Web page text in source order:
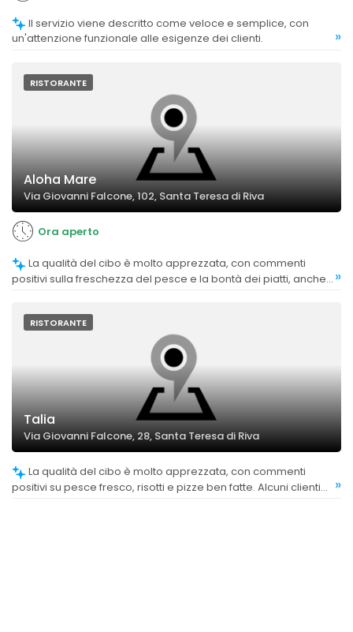
un'attenzione funzionale alle esigenze dei clienti.
»
RISTORANTE
Aloha Mare
Via Giovanni Falcone, 102, Santa Teresa di Riva
Ora aperto
positivi sulla freschezza del pesce e la bontà dei piatti, anche
»
RISTORANTE
Talia
Via Giovanni Falcone, 28, Santa Teresa di Riva
positivi su pesce fresco, risotti e pizze ben fatte. Alcuni clienti
»